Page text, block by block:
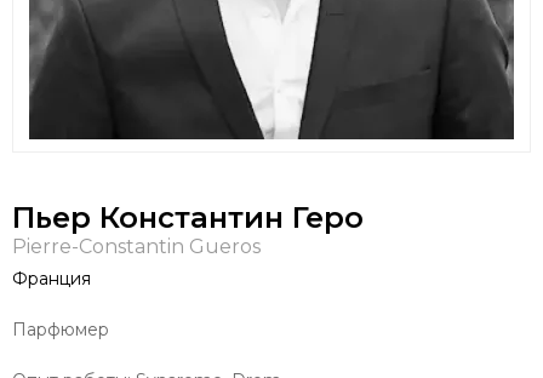
Пьер Константин Геро
Pierre-Constantin Gueros
Франция
Парфюмер